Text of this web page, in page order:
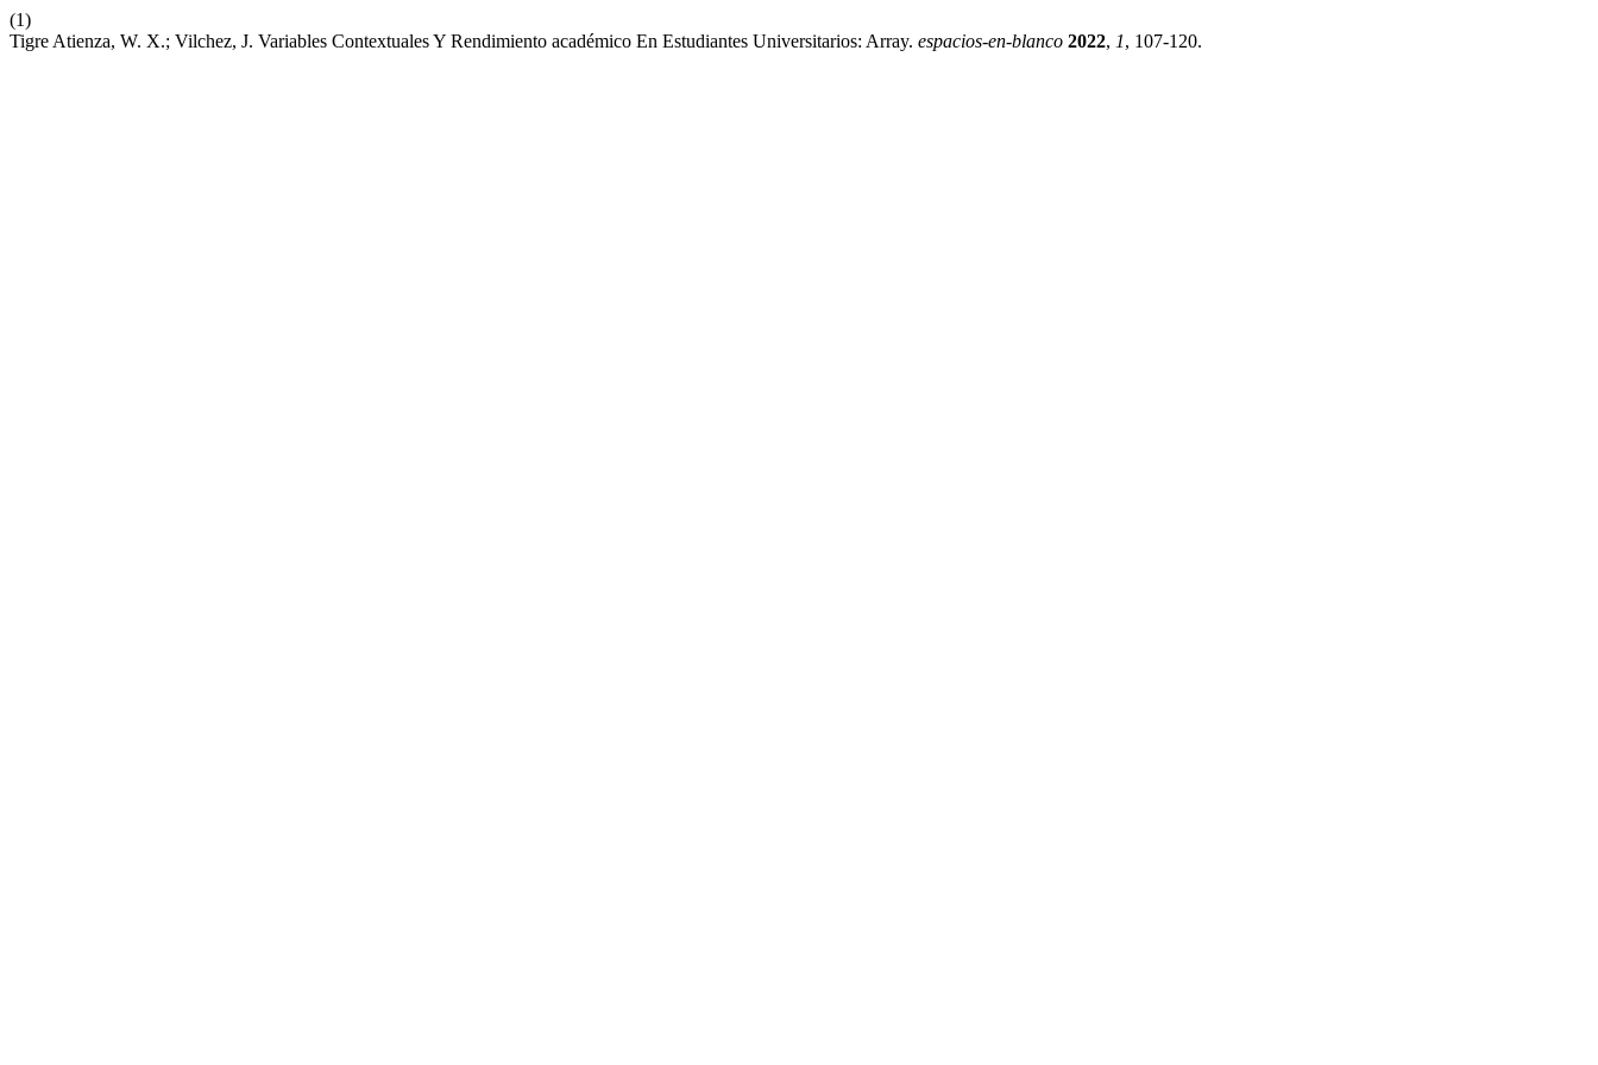
(1)
Tigre Atienza, W. X.; Vilchez, J. Variables Contextuales Y Rendimiento académico En Estudiantes Universitarios: Array. espacios-en-blanco 2022, 1, 107-120.